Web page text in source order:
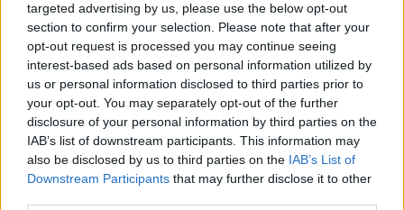
targeted advertising by us, please use the below opt-out
section to confirm your selection. Please note that after your
opt-out request is processed you may continue seeing
interest-based ads based on personal information utilized by
us or personal information disclosed to third parties prior to
your opt-out. You may separately opt-out of the further
disclosure of your personal information by third parties on the
IAB’s list of downstream participants. This information may
also be disclosed by us to third parties on the IAB’s List of
Downstream Participants that may further disclose it to other
Uppemot nio miljoner bilar kan
påverkas på amerikanska vägar
Exakt hur mångafordon som skulle beröras om kravet
blir verklighet är oklart. I sin rapport har NHTSA dock gjort
en grov uppskattning som pekar på över nio miljoner
fordon i USA.